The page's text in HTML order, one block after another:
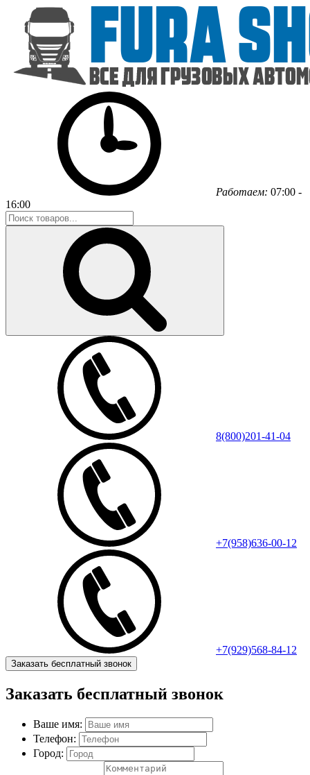
Работаем: 07:00 -
16:00
8(800)201-41-04
+7(958)636-00-12
+7(929)568-84-12
Заказать бесплатный звонок
Заказать бесплатный звонок
Ваше имя:
Телефон:
Город: